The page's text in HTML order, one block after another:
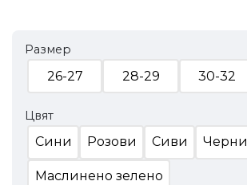
Размер
26-27 28-29 30-32
Цвят
Сини Розови Сиви Черни
Маслинено зелено